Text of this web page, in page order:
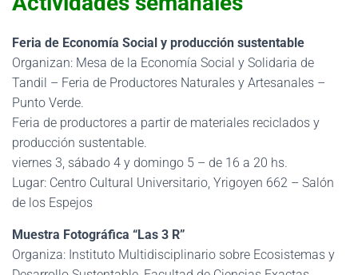
Feria de Economía Social y producción sustentable
Organizan: Mesa de la Economía Social y Solidaria de
Tandil – Feria de Productores Naturales y Artesanales –
Punto Verde.
Feria de productores a partir de materiales reciclados y
producción sustentable.
viernes 3, sábado 4 y domingo 5 – de 16 a 20 hs.
Lugar: Centro Cultural Universitario, Yrigoyen 662 – Salón
de los Espejos
Muestra Fotográfica “Las 3 R”
Organiza: Instituto Multidisciplinario sobre Ecosistemas y